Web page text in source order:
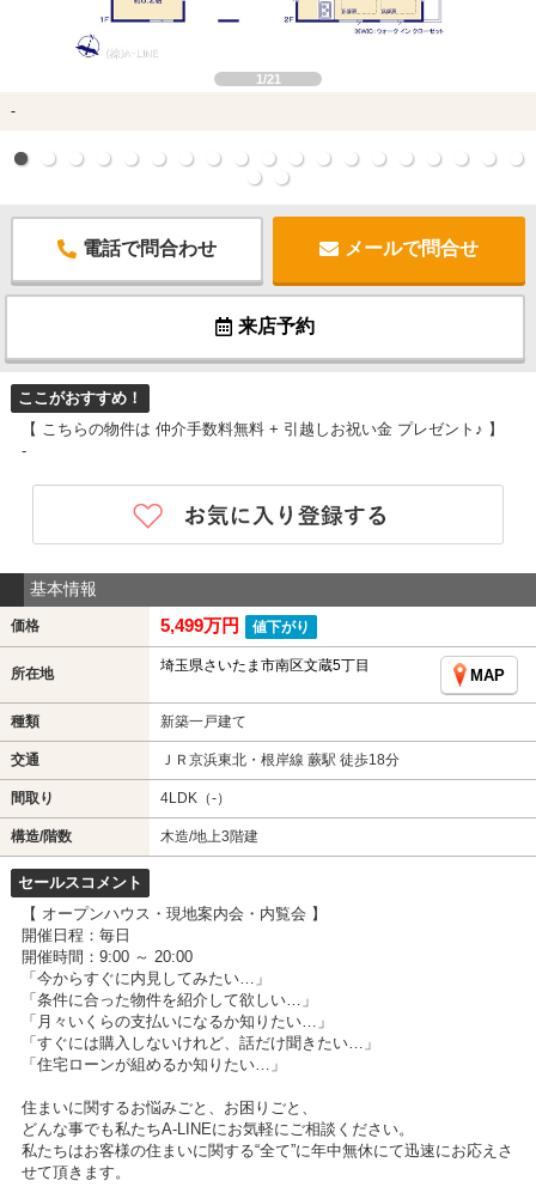
1/21
-
電話で問合わせ メールで問合せ
来店予約
ここがおすすめ！
【 こちらの物件は 仲介手数料無料 + 引越しお祝い金 プレゼント♪ 】
-
基本情報
価格 5,499万円 値下がり
所在地 埼玉県さいたま市南区文蔵5丁目
MAP
種類 新築一戸建て
交通 ＪＲ京浜東北・根岸線 蕨駅 徒歩18分
間取り 4LDK（-）
構造/階数 木造/地上3階建
セールスコメント
【 オープンハウス・現地案内会・内覧会 】
開催日程：毎日
開催時間：9:00 ～ 20:00
「今からすぐに内見してみたい…」
「条件に合った物件を紹介して欲しい…」
「月々いくらの支払いになるか知りたい…」
「すぐには購入しないけれど、話だけ聞きたい…」
「住宅ローンが組めるか知りたい…」
住まいに関するお悩みごと、お困りごと、
どんな事でも私たちA-LINEにお気軽にご相談ください。
私たちはお客様の住まいに関する“全て”に年中無休にて迅速にお応えさ
せて頂きます。